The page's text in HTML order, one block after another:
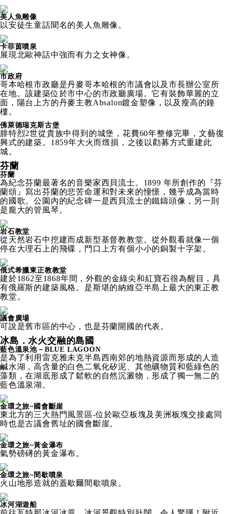
美人魚雕像
以安徒生童話聞名的美人魚雕像。
卡菲茵噴泉
展現北歐神話中強而有力之女神像。
市政府
哥本哈根市政廳是丹麥哥本哈根的市議會以及市長辦公室所
在地。該建築位於市中心的市政廳廣場。它有裝飾華麗的立
面，陽台上方的丹麥主教Absalon鍍金塑像，以及瘦高的鐘
樓。
佛萊德瑞克斯古堡
腓特烈2世從貴族中得到的城堡，花費60年整修完畢，文藝復
興式的建築。1859年大火而燬損，之後以勸募方式重建此
城。
芬蘭
芬蘭
為紀念芬蘭最著名的音樂家西貝流士。1899 年所創作的『芬
蘭頌』寫出芬蘭的悲苦命運和對未來的憧憬，幾乎成為當時
的國歌。公園內的紀念碑一是西貝流士的鐵鑄頭像，另一則
是龐大的管風琴。
岩石教堂
從天然岩石中挖建而成新型基督教教堂。從外觀看就像一個
停在大理石上的飛碟，門口上方有個小小的銅製十字架。
俄式希臘東正教教堂
建於1862至1868年間，外觀的金綠尖和紅寶石很為醒目，具
有俄羅斯的建築風格。是斯堪的納維亞半島上最大的東正教
教堂。
議會廣場
可說是舊市區的中心，也是芬蘭開國的代表。
冰島．水火交融的島國
藍色溫泉池－BLUE LAGOON
是為了利用雷克雅未克半島西南郊的地熱資源而形成的人造
鹹水湖，高含量的白色二氧化矽泥、其他礦物質和藍綠色的
藻類，在湖底形成了鬆軟的自然沉澱物，形成了獨一無二的
藍色溫泉湖。
金環之旅~國會斷崖
東北方的三大熱門風景區-位於歐亞板塊及美洲板塊交接處同
時也是古議會舊址的國會斷崖。
金環之旅~黃金瀑布
氣勢磅礡的黃金瀑布。
金環之旅~間歇噴泉
火山地形造就的蓋歇爾間歇噴泉。
冰河湖遊船